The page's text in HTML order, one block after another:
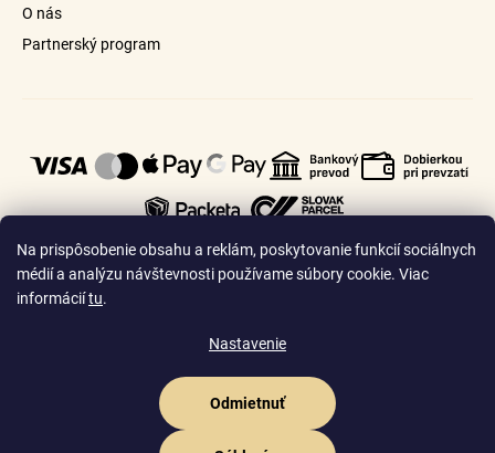
Na prispôsobenie obsahu a reklám, poskytovanie funkcií sociálnych
médií a analýzu návštevnosti používame súbory cookie. Viac
informáciítu.
Nastavenie
Odmietnuť
O nás
Partnerský program
Vytvoril Shoptet Premium
Goldhair.sk . Všetky práva vyhradené.